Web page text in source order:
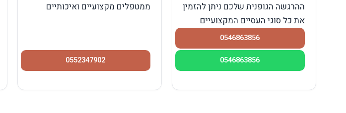
ההרגשה הגופנית שלכם ניתן להזמין
את כל סוגי העסיים המקצועיים
0546863856
0546863856
ממטפלים מקצועיים ואיכותיים
0552347902